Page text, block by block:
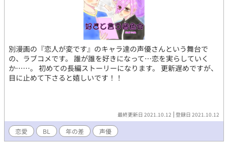
別漫画の『恋人が変です』のキャラ達の声優さんという舞台で
の、ラブコメです。 誰が誰を好きになって…恋を実らしていく
か……。 初めての長編ストーリーになります。 更新遅めですが、
目に止めて下さると嬉しいです！！
最終更新日 2021.10.12 登録日 2021.10.12
恋愛 BL 年の差 声優